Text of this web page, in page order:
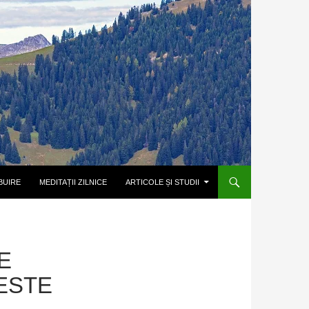
MEDITAȚII ZILNICE ARTICOLE ȘI STUDII